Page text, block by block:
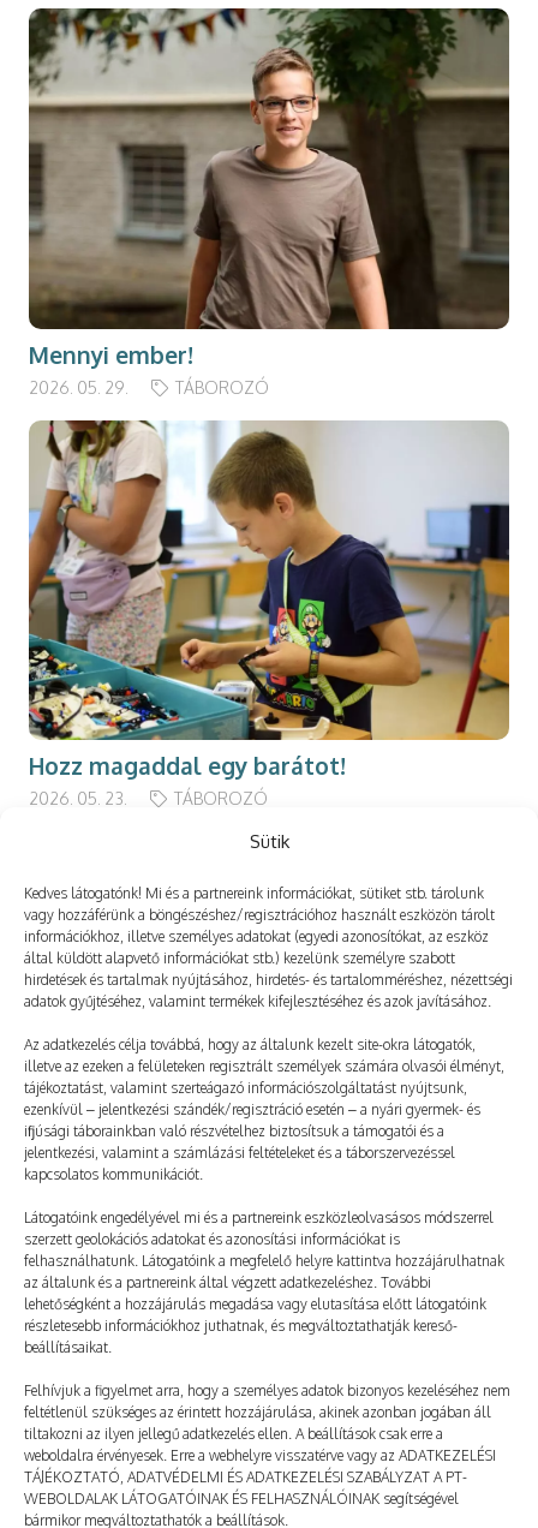
Sütik
Kedves látogatónk! Mi és a partnereink információkat, sütiket stb. tárolunk
vagy hozzáférünk a böngészéshez/regisztrációhoz használt eszközön tárolt
információkhoz, illetve személyes adatokat (egyedi azonosítókat, az eszköz
által küldött alapvető információkat stb.) kezelünk személyre szabott
hirdetések és tartalmak nyújtásához, hirdetés- és tartalomméréshez, nézettségi
adatok gyűjtéséhez, valamint termékek kifejlesztéséhez és azok javításához.
Az adatkezelés célja továbbá, hogy az általunk kezelt site-okra látogatók,
illetve az ezeken a felületeken regisztrált személyek számára olvasói élményt,
tájékoztatást, valamint szerteágazó információszolgáltatást nyújtsunk,
ezenkívül – jelentkezési szándék/regisztráció esetén – a nyári gyermek- és
ifjúsági táborainkban való részvételhez biztosítsuk a támogatói és a
jelentkezési, valamint a számlázási feltételeket és a táborszervezéssel
kapcsolatos kommunikációt.
Látogatóink engedélyével mi és a partnereink eszközleolvasásos módszerrel
szerzett geolokációs adatokat és azonosítási információkat is
felhasználhatunk. Látogatóink a megfelelő helyre kattintva hozzájárulhatnak
az általunk és a partnereink által végzett adatkezeléshez. További
lehetőségként a hozzájárulás megadása vagy elutasítása előtt látogatóink
részletesebb információkhoz juthatnak, és megváltoztathatják kereső-
beállításaikat.
Felhívjuk a figyelmet arra, hogy a személyes adatok bizonyos kezeléséhez nem
feltétlenül szükséges az érintett hozzájárulása, akinek azonban jogában áll
tiltakozni az ilyen jellegű adatkezelés ellen. A beállítások csak erre a
weboldalra érvényesek. Erre a webhelyre visszatérve vagy az ADATKEZELÉSI
TÁJÉKOZTATÓ, ADATVÉDELMI ÉS ADATKEZELÉSI SZABÁLYZAT A PT-
WEBOLDALAK LÁTOGATÓINAK ÉS FELHASZNÁLÓINAK segítségével
bármikor megváltoztathatók a beállítások.
Mennyi ember!
2026. 05. 29. TÁBOROZÓ
Hozz magaddal egy barátot!
2026. 05. 23. TÁBOROZÓ
Még több
Megnyílt az Aréna is
2025. 05. 25. TÁBOROZÓ